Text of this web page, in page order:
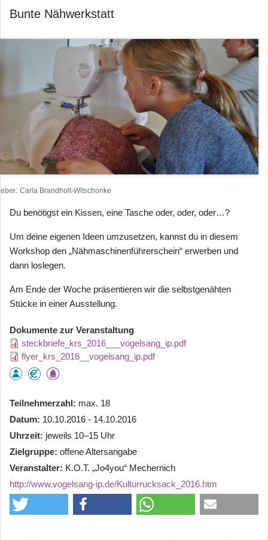
Bunte Nähwerkstatt
Carla Brandholt-Witschonke
Du benötigst ein Kissen, eine Tasche oder, oder, oder…?
Um deine eigenen Ideen umzusetzen, kannst du in diesem
Workshop den „Nähmaschinenführerschein“ erwerben und
dann loslegen.
Am Ende der Woche präsentieren wir die selbstgenähten
Stücke in einer Ausstellung.
Dokumente zur Veranstaltung
steckbriefe_krs_2016___vogelsang_ip.pdf
flyer_krs_2016__vogelsang_ip.pdf
Teilnehmerzahl
max. 18
Datum 10.10.2016 - 14.10.2016
Uhrzeit jeweils 10–15 Uhr
Zielgruppe offene Altersangabe
Veranstalter K.O.T. „Jo4you“ Mechernich
http://www.vogelsang-ip.de/Kulturrucksack_2016.htm